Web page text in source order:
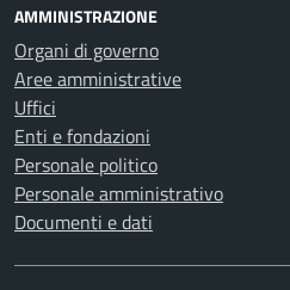
AMMINISTRAZIONE
Organi di governo
Aree amministrative
Uffici
Enti e fondazioni
Personale politico
Personale amministrativo
Documenti e dati